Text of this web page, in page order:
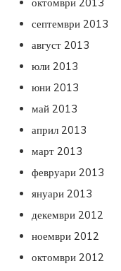
септември 2013
август 2013
юли 2013
юни 2013
май 2013
април 2013
март 2013
февруари 2013
януари 2013
декември 2012
ноември 2012
октомври 2012